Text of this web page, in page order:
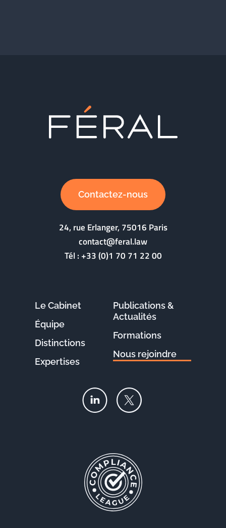
Contactez-nous
24, rue Erlanger, 75016 Paris
contact@feral.law
Tél :+33 (0)1 70 71 22 00
Le Cabinet
Équipe
Distinctions
Expertises
Publications &
Actualités
Formations
Nous rejoindre